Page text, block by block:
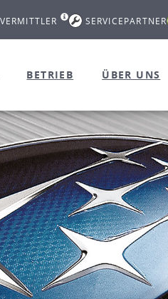
VERMITTLER SERVICEPARTNER
BETRIEB ÜBER UNS